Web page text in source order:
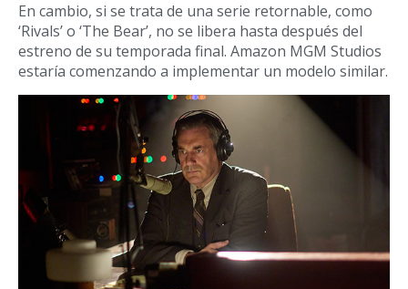
En cambio, si se trata de una serie retornable, como
‘Rivals’ o ‘The Bear’, no se libera hasta después del
estreno de su temporada final. Amazon MGM Studios
estaría comenzando a implementar un modelo similar.